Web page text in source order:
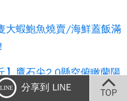
大蝦鮑魚燒賣/海鮮蓋飯滿
】鷹石尖2.0懸空俯瞰蘭陽
門景點！
LINE 分享到 LINE TOP